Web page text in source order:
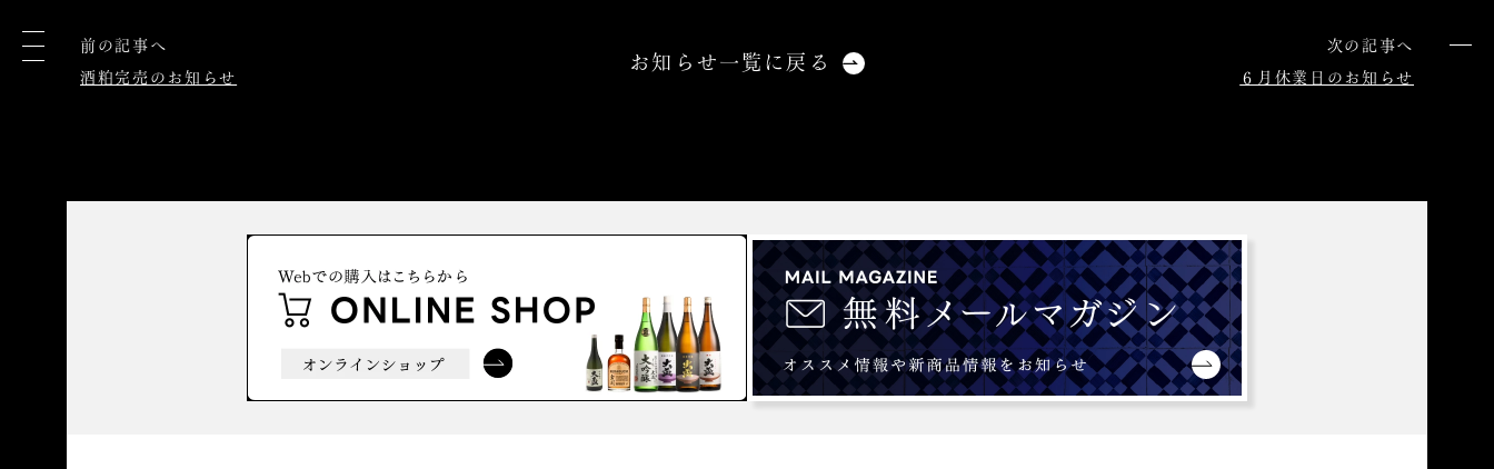
前の記事へ
酒粕完売のお知らせ
お知らせ一覧に戻る
次の記事へ
６月休業日のお知らせ